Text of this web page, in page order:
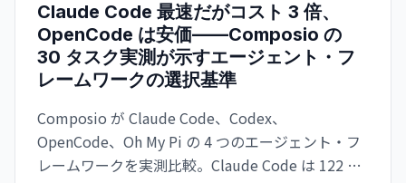
Claude Code 最速だがコスト 3 倍、
OpenCode は安価——Composio の
30 タスク実測が示すエージェント・フ
レームワークの選択基準
Composio が Claude Code、Codex、
OpenCode、Oh My Pi の 4 つのエージェント・フ
レームワークを実測比較。Claude Code は 122 秒/